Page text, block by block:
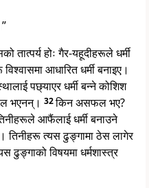
होः गैर-यहूदीहरूले धर्मी
आधारित धर्मी बनाइए।
पछ्याएर धर्मी बन्ने कोशिश
भएनन्। 32किन असफल भए?
आफैंलाई धर्मी बनाउने
तिनीहरू त्यस ढुङ्गामा ठेस लागेर
ढुङ्गाको विषयमा धर्मशास्त्र